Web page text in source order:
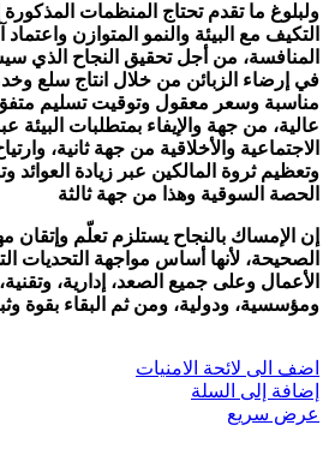
ولبلوغ ما تقدم تحتاج المنظمات
التكيف مع البيئة والنمو المتوازن
المنافسة، من أجل تحقيق النجاح الذي
في إرضاء الزبائن من خلال انتاج سلع
مناسبة وسعر معقول وتوقيت تسليم متفق
عالية، من جهة والإيفاء بمتطلبات البيئة
الاجتماعية والأخلاقية من جهة ثانية،
وتعظيم ثروة المالكين عبر زيادة العوائد
الحصة السوقية وهذا من جهة ثالثة
إن الإمساك بالنجاح يستلزم تعلّم وإتقان
الصحيحة، لأنها أساس مواجهة التحديات
الأعمال وعلى جميع الصعد، إدارية،
ومؤسسية، ودولية، ومن ثم البقاء بقوة
اضف الى لائحة الامنيات
إضافة إلى السلة
عرض سريع